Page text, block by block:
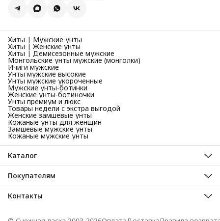
Хиты | Мужские унты
Хиты | Женские унты
Хиты | Демисезонные мужские
Монгольские унты мужские (монголки)
Ичиги мужские
Унты мужские высокие
Унты мужские укороченные
Мужские унты-ботинки
Женские унты-ботиночки
Унты премиум и люкс
Товары недели с экстра выгодой
Женские замшевые унты
Кожаные унты для женщин
Замшевые мужские унты
Кожаные мужские унты
Каталог
Унты мужские зимние
Унты женские зимние
Унты детские зимние
Мужские демисезонные сапоги и ботинки
Женские демисезонные сапоги и ботинки
Покупателям
Унты зимние
Унты монгольские
Корпоративные заказы (B2B)
Контакты